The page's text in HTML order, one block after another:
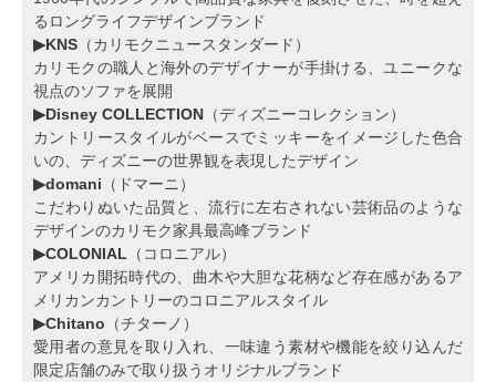
るロングライフデザインブランド
▶KNS （カリモクニュースタンダード）
カリモクの職人と海外のデザイナーが手掛ける、ユニークな
視点のソファを展開
▶Disney COLLECTION （ディズニーコレクション）
カントリースタイルがベースでミッキーをイメージした色合
いの、ディズニーの世界観を表現したデザイン
▶domani （ドマーニ）
こだわりぬいた品質と、流行に左右されない芸術品のような
デザインのカリモク家具最高峰ブランド
▶COLONIAL （コロニアル）
アメリカ開拓時代の、曲木や大胆な花柄など存在感があるア
メリカンカントリーのコロニアルスタイル
▶Chitano （チターノ）
愛用者の意見を取り入れ、一味違う素材や機能を絞り込んだ
限定店舗のみで取り扱うオリジナルブランド